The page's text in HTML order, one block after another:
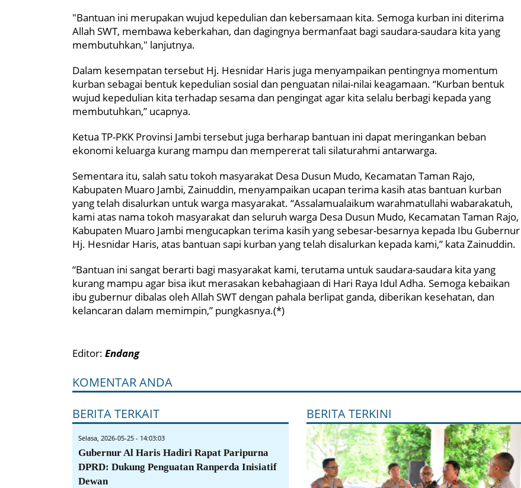
"Bantuan ini merupakan wujud kepedulian dan kebersamaan kita. Semoga kurban ini diterima
Allah SWT, membawa keberkahan, dan dagingnya bermanfaat bagi saudara-saudara kita yang
membutuhkan," lanjutnya.
Dalam kesempatan tersebut Hj. Hesnidar Haris juga menyampaikan pentingnya momentum
kurban sebagai bentuk kepedulian sosial dan penguatan nilai-nilai keagamaan. “Kurban bentuk
wujud kepedulian kita terhadap sesama dan pengingat agar kita selalu berbagi kepada yang
membutuhkan,” ucapnya.
Ketua TP-PKK Provinsi Jambi tersebut juga berharap bantuan ini dapat meringankan beban
ekonomi keluarga kurang mampu dan mempererat tali silaturahmi antarwarga.
Sementara itu, salah satu tokoh masyarakat Desa Dusun Mudo, Kecamatan Taman Rajo,
Kabupaten Muaro Jambi, Zainuddin, menyampaikan ucapan terima kasih atas bantuan kurban
yang telah disalurkan untuk warga masyarakat. “Assalamualaikum warahmatullahi wabarakatuh,
kami atas nama tokoh masyarakat dan seluruh warga Desa Dusun Mudo, Kecamatan Taman Rajo,
Kabupaten Muaro Jambi mengucapkan terima kasih yang sebesar-besarnya kepada Ibu Gubernur
Hj. Hesnidar Haris, atas bantuan sapi kurban yang telah disalurkan kepada kami,” kata Zainuddin.
“Bantuan ini sangat berarti bagi masyarakat kami, terutama untuk saudara-saudara kita yang
kurang mampu agar bisa ikut merasakan kebahagiaan di Hari Raya Idul Adha. Semoga kebaikan
ibu gubernur dibalas oleh Allah SWT dengan pahala berlipat ganda, diberikan kesehatan, dan
kelancaran dalam memimpin,” pungkasnya.(*)
Editor: Endang
KOMENTAR ANDA
BERITA TERKAIT
Selasa, 2026-05-25 - 14:03:03
Gubernur Al Haris Hadiri Rapat Paripurna
DPRD: Dukung Penguatan Ranperda Inisiatif
Dewan
BERITA TERKINI